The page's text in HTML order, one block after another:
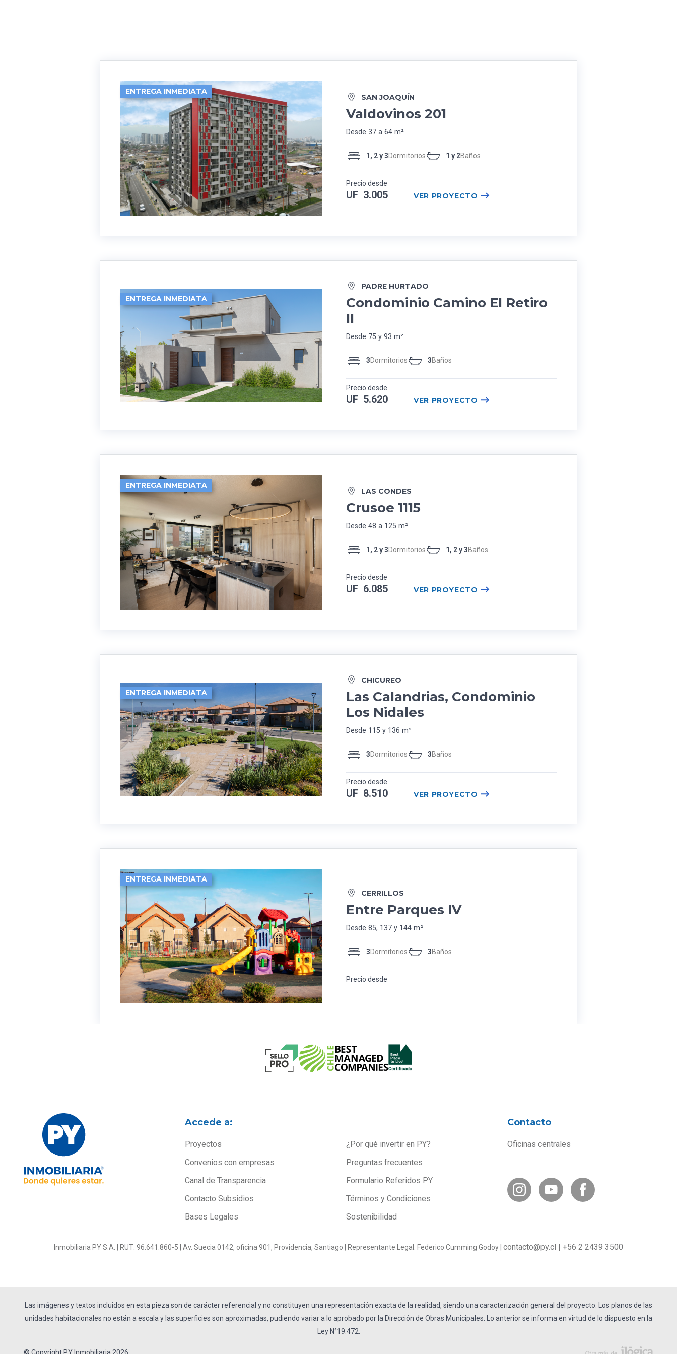
ENTREGA INMEDIATA
SAN JOAQUÍN
Valdovinos 201
Desde 37 a 64 m²
1, 2 y 3Dormitorios 1 y 2Baños
Precio desde
UF 3.005 VER PROYECTO
ENTREGA INMEDIATA
PADRE HURTADO
Condominio Camino El Retiro
II
Desde 75 y 93 m²
3Dormitorios 3Baños
Precio desde
UF 5.620 VER PROYECTO
ENTREGA INMEDIATA
LAS CONDES
Crusoe 1115
Desde 48 a 125 m²
1, 2 y 3Dormitorios 1, 2 y 3Baños
Precio desde
UF 6.085 VER PROYECTO
ENTREGA INMEDIATA
CHICUREO
Las Calandrias, Condominio
Los Nidales
Desde 115 y 136 m²
3Dormitorios 3Baños
Precio desde
UF 8.510 VER PROYECTO
ENTREGA INMEDIATA
CERRILLOS
Entre Parques IV
Desde 85, 137 y 144 m²
3Dormitorios 3Baños
Precio desde
Accede a:
Proyectos
Convenios con empresas
Canal de Transparencia
Contacto Subsidios
Bases Legales
¿Por qué invertir en PY?
Preguntas frecuentes
Formulario Referidos PY
Términos y Condiciones
Sostenibilidad
Contacto
Oficinas centrales
Inmobiliaria PY S.A. | RUT: 96.641.860-5 | Av. Suecia 0142, oficina 901, Providencia, Santiago | Representante Legal: Federico Cumming Godoy | contacto@py.cl | +56 2 2439 3500
Las imágenes y textos incluidos en esta pieza son de carácter referencial y no constituyen una representación exacta de la realidad, siendo una caracterización general del proyecto. Los planos de las
unidades habitacionales no están a escala y las superficies son aproximadas, pudiendo variar a lo aprobado por la Dirección de Obras Municipales. Lo anterior se informa en virtud de lo dispuesto en la
Ley N°19.472.